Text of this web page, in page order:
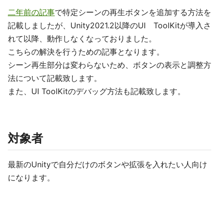
二年前の記事で特定シーンの再生ボタンを追加する方法を
記載しましたが、Unity2021.2以降のUI ToolKitが導入さ
れて以降、動作しなくなっておりました。
こちらの解決を行うための記事となります。
シーン再生部分は変わらないため、ボタンの表示と調整方
法について記載致します。
また、UI ToolKitのデバッグ方法も記載致します。
対象者
最新のUnityで自分だけのボタンや拡張を入れたい人向け
になります。